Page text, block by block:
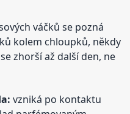
váčků se pozná
kolem chloupků, někdy
zhorší až další den, ne
vzniká po kontaktu